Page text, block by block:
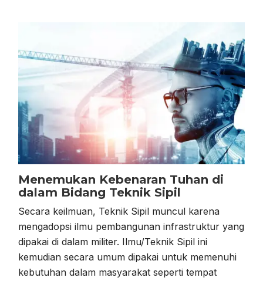
Menemukan Kebenaran Tuhan di
dalam Bidang Teknik Sipil
Secara keilmuan, Teknik Sipil muncul karena
mengadopsi ilmu pembangunan infrastruktur yang
dipakai di dalam militer. Ilmu/Teknik Sipil ini
kemudian secara umum dipakai untuk memenuhi
kebutuhan dalam masyarakat seperti tempat